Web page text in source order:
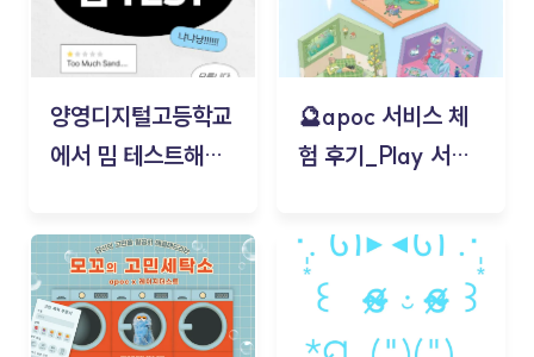
양영디지털고등학교
에서 밈 테스트해보
🔮apoc 서비스 체
험 후기_Play 서비
김태현